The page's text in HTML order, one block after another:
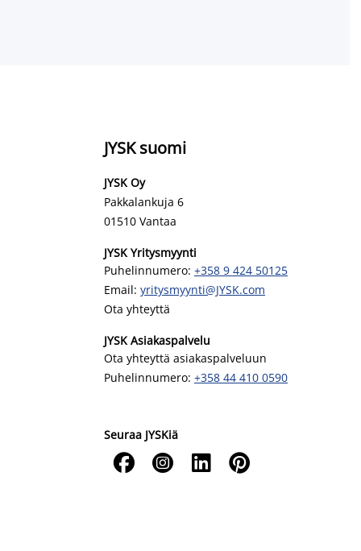
JYSK suomi
JYSK Oy
Pakkalankuja 6
01510 Vantaa
JYSK Yritysmyynti
Puhelinnumero: +358 9 424 50125
Email: yritysmyynti@JYSK.com
Ota yhteyttä
JYSK Asiakaspalvelu
Ota yhteyttä asiakaspalveluun
Puhelinnumero: +358 44 410 0590
Seuraa JYSKiä
   